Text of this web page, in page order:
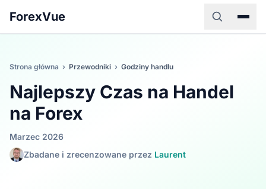
ForexVue
Strona główna › Przewodniki › Godziny handlu
Najlepszy Czas na Handel
na Forex
Marzec 2026
Zbadane i zrecenzowane przez Laurent